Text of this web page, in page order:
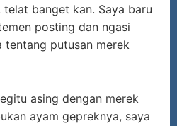
banget kan. Saya baru
posting dan ngasi
tentang putusan merek
asing dengan merek
ayam gepreknya, saya